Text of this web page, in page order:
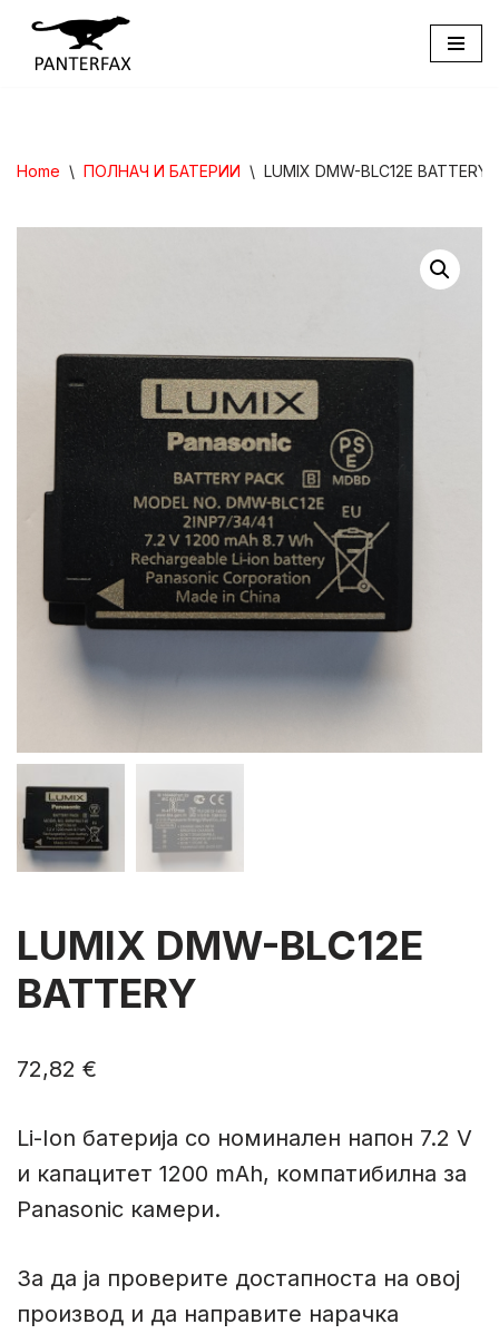
Skip
Home \ ПОЛНАЧ И БАТЕРИИ \ LUMIX DMW-BLC12E BATTERY
LUMIX DMW-BLC12E
BATTERY
72,82 €
Li-Ion батериja со номинален напон 7.2 V
и капацитет 1200 mAh, компатибилна за
Panasonic камери.
За да ја проверите достапноста на овој
производ и да направите нарачка